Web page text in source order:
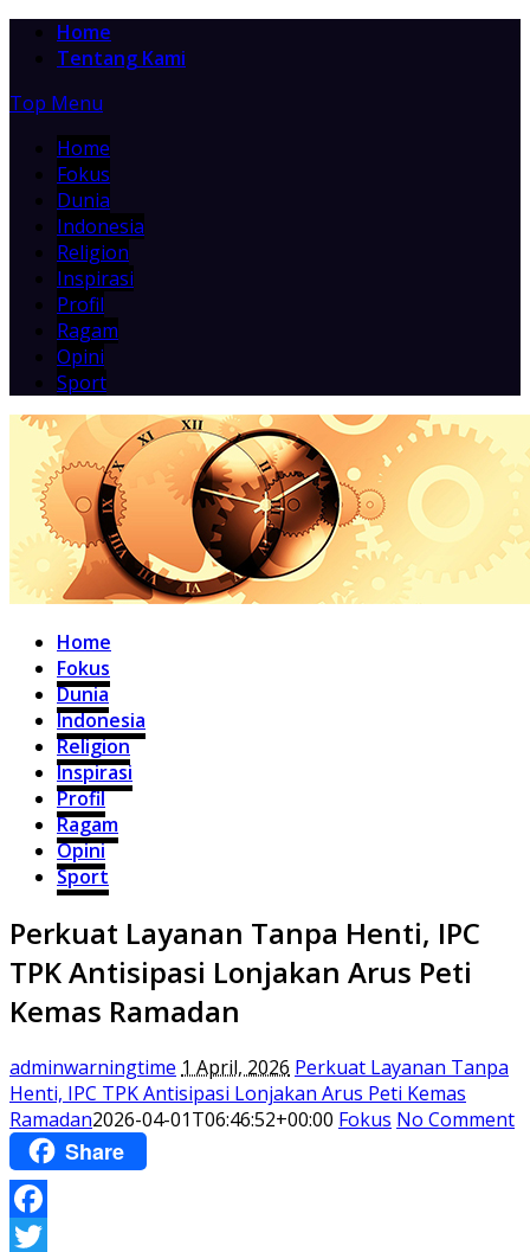
Home
Tentang Kami
Top Menu
Home
Fokus
Dunia
Indonesia
Religion
Inspirasi
Profil
Ragam
Opini
Sport
Home
Fokus
Dunia
Indonesia
Religion
Inspirasi
Profil
Ragam
Opini
Sport
Perkuat Layanan Tanpa Henti, IPC
TPK Antisipasi Lonjakan Arus Peti
Kemas Ramadan
adminwarningtime 1 April, 2026 Perkuat Layanan Tanpa
Henti, IPC TPK Antisipasi Lonjakan Arus Peti Kemas
Ramadan2026-04-01T06:46:52+00:00 Fokus No Comment
Share
Facebook